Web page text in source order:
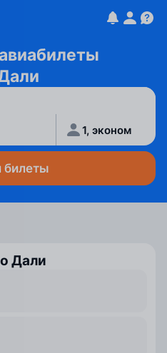
1, эконом
билеты
Дали